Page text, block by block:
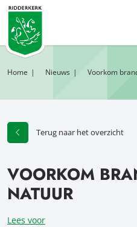
Home Nieuws Voorkom
Terug naar het overzicht
VOORKOM
NATUUR
Lees voor